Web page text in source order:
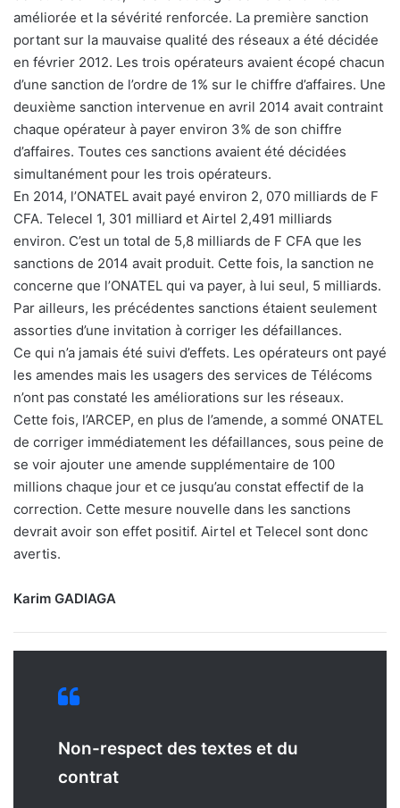
améliorée et la sévérité renforcée. La première sanction
portant sur la mauvaise qualité des réseaux a été décidée
en février 2012. Les trois opérateurs avaient écopé chacun
d’une sanction de l’ordre de 1% sur le chiffre d’affaires. Une
deuxième sanction intervenue en avril 2014 avait contraint
chaque opérateur à payer environ 3% de son chiffre
d’affaires. Toutes ces sanctions avaient été décidées
simultanément pour les trois opérateurs.
En 2014, l’ONATEL avait payé environ 2, 070 milliards de F
CFA. Telecel 1, 301 milliard et Airtel 2,491 milliards
environ. C’est un total de 5,8 milliards de F CFA que les
sanctions de 2014 avait produit. Cette fois, la sanction ne
concerne que l’ONATEL qui va payer, à lui seul, 5 milliards.
Par ailleurs, les précédentes sanctions étaient seulement
assorties d’une invitation à corriger les défaillances.
Ce qui n’a jamais été suivi d’effets. Les opérateurs ont payé
les amendes mais les usagers des services de Télécoms
n’ont pas constaté les améliorations sur les réseaux.
Cette fois, l’ARCEP, en plus de l’amende, a sommé ONATEL
de corriger immédiatement les défaillances, sous peine de
se voir ajouter une amende supplémentaire de 100
millions chaque jour et ce jusqu’au constat effectif de la
correction. Cette mesure nouvelle dans les sanctions
devrait avoir son effet positif. Airtel et Telecel sont donc
avertis.
Karim GADIAGA
Non-respect des textes et du
contrat